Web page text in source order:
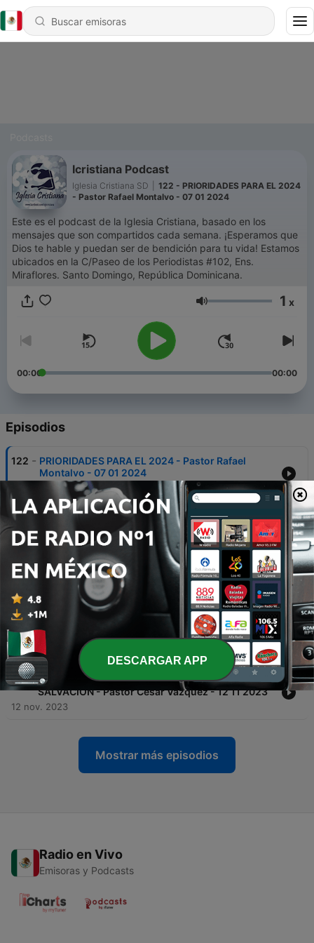
Icristiana Podcast
Iglesia Cristiana SD
122 - PRIORIDADES PARA EL 2024
- Pastor Rafael Montalvo - 07 01 2024
Este es el podcast de la Iglesia Cristiana, basado en los
mensajes que son compartidos cada semana. ¡Esperamos que
Dios te hable y puedan ser de bendición para tu vida! Estamos
ubicados en la C/Paseo de los Periodistas #102, Ens.
Miraflores. Santo Domingo, República Dominicana.
Volumen 1 x
00:00 00:00
Episodios
122 - PRIORIDADES PARA EL 2024 - Pastor Rafael
Montalvo - 07 01 2024
07 ene. 2024
121 -
ESPERANZA EN MEDIO DE UN MUNDO INCIERTO -
Pastor Rafael Montalvo - 10-12-2023
10 dic. 2023
120 -
¡FE QUE MUEVE MONTAÑAS! - Pastor Rafael
Montalvo 3 12 2023
05 dic. 2023
NUEVA CRIATURA -Pastor Rafael Montalvo -26 11
2023
26 nov. 2023
118 - RUTH, LA MUJER EN LA HISTORIA DE LA
SALVACIÓN - Pastor César Vázquez - 12 11 2023
12 nov. 2023
Mostrar más episodios
Radio en Vivo
Emisoras y Podcasts
DESCARGAR APP